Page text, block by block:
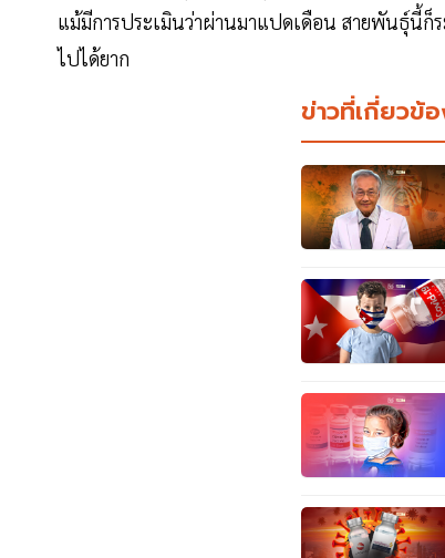
แม้มีการประเมินว่าผ่านมาแปดเดือน สายพันธุ์นี้ก็
ไปได้ยาก
ข่าวที่เกี่ยวข้